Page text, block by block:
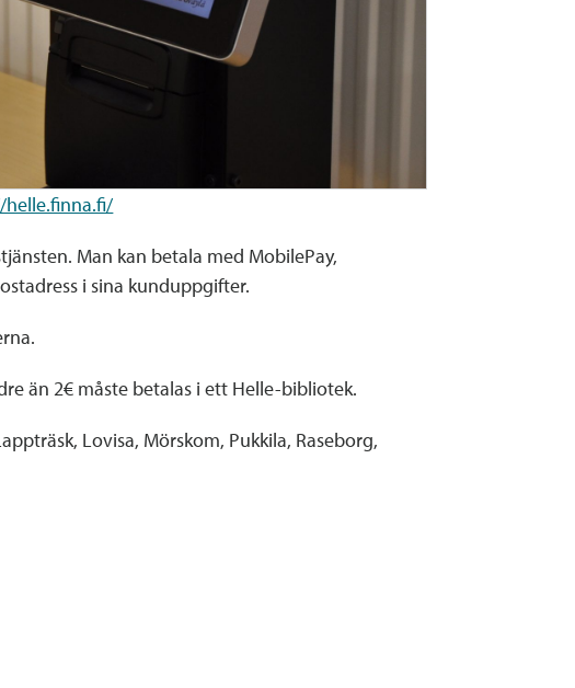
Man kan betala med MobilePay,
i sina kunduppgifter.
än 2€ måste betalas i ett Helle-bibliotek.
Lovisa, Mörskom, Pukkila, Raseborg,